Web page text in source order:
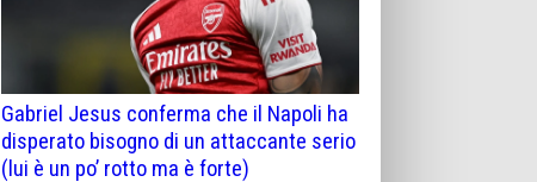
Gabriel Jesus conferma che il Napoli ha
disperato bisogno di un attaccante serio
(lui è un po’ rotto ma è forte)